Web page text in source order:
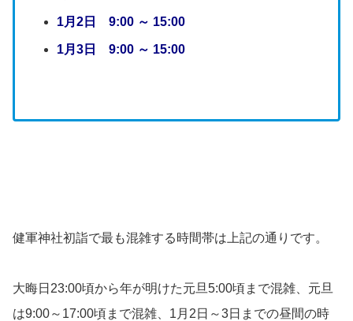
1月2日 9:00 ～ 15:00
1月3日 9:00 ～ 15:00
健軍神社初詣で最も混雑する時間帯は上記の通りです。
大晦日23:00頃から年が明けた元旦5:00頃まで混雑、元旦
は9:00～17:00頃まで混雑、1月2日～3日までの昼間の時